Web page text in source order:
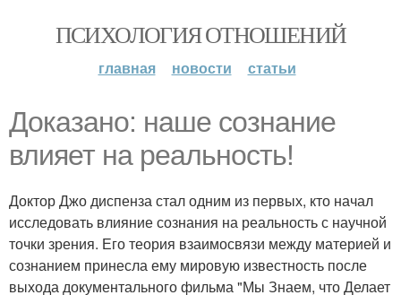
ПСИХОЛОГИЯ ОТНОШЕНИЙ
главная новости статьи
Доказано: наше сознание
влияет на реальность!
Доктор Джо диспенза стал одним из первых, кто начал
исследовать влияние сознания на реальность с научной
точки зрения. Его теория взаимосвязи между материей и
сознанием принесла ему мировую известность после
выхода документального фильма "Мы Знаем, что Делает